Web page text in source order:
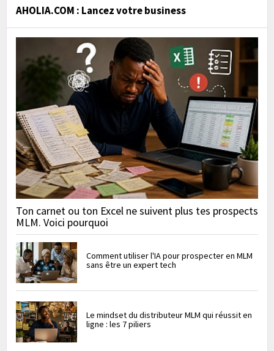
AHOLIA.COM : Lancez votre business
Ton carnet ou ton Excel ne suivent plus tes prospects
MLM. Voici pourquoi
Comment utiliser l'IA pour prospecter en MLM
sans être un expert tech
Le mindset du distributeur MLM qui réussit en
ligne : les 7 piliers